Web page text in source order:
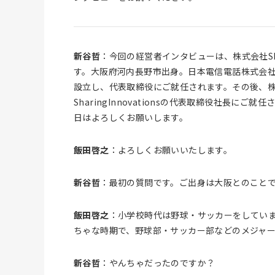
新谷哲 ：今回の経営者インタビューは、株式会
す。大阪府河内長野市出身。日本電信電話株式会
設立し、代表取締役にご就任されます。その後、
SharingInnovationsの代表取締役社長にご就任
日はよろしくお願いします。
飯田啓之 ：よろしくお願いいたします。
新谷哲 ：最初の質問です。ご出身は大阪とのこ
飯田啓之 ：小学校時代は野球・サッカーをして
ちゃな時期で、野球部・サッカー部などのメジャ
新谷哲 ：やんちゃだったのですか？